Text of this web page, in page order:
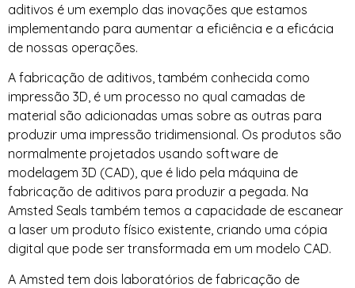
aditivos é um exemplo das inovações que estamos
implementando para aumentar a eficiência e a eficácia
de nossas operações.
A fabricação de aditivos, também conhecida como
impressão 3D, é um processo no qual camadas de
material são adicionadas umas sobre as outras para
produzir uma impressão tridimensional. Os produtos são
normalmente projetados usando software de
modelagem 3D (CAD), que é lido pela máquina de
fabricação de aditivos para produzir a pegada. Na
Amsted Seals também temos a capacidade de escanear
a laser um produto físico existente, criando uma cópia
digital que pode ser transformada em um modelo CAD.
A Amsted tem dois laboratórios de fabricação de